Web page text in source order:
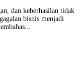
dan keberhasilan tidak
bisnis menjadi